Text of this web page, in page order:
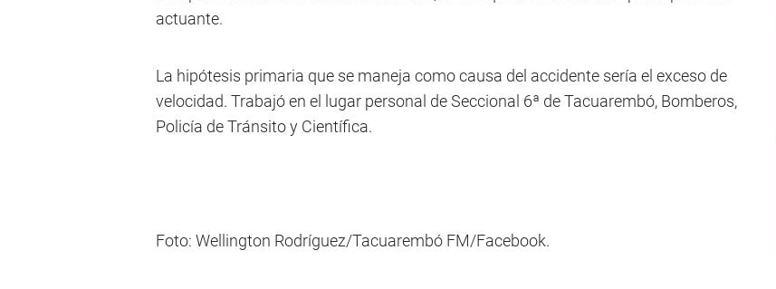
actuante.
La hipótesis primaria que se maneja como causa del accidente sería el exceso de
velocidad. Trabajó en el lugar personal de Seccional 6ª de Tacuarembó, Bomberos,
Policía de Tránsito y Científica.
Foto: Wellington Rodríguez/Tacuarembó FM/Facebook.